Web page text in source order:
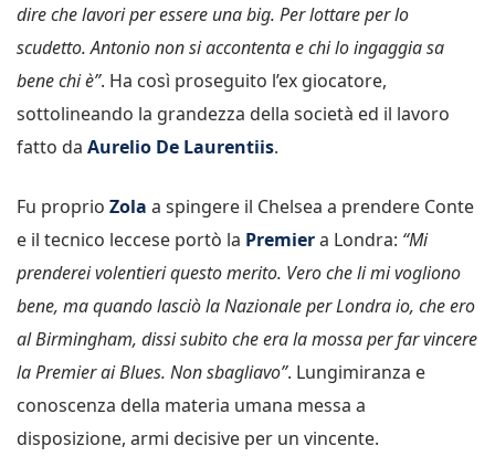
dire che lavori per essere una big. Per lottare per lo
scudetto. Antonio non si accontenta e chi lo ingaggia sa
bene chi è”. Ha così proseguito l’ex giocatore,
sottolineando la grandezza della società ed il lavoro
fatto da Aurelio De Laurentiis.
Fu proprio Zola a spingere il Chelsea a prendere Conte
e il tecnico leccese portò la Premiera Londra: “Mi
prenderei volentieri questo merito. Vero che li mi vogliono
bene, ma quando lasciò la Nazionale per Londra io, che ero
al Birmingham, dissi subito che era la mossa per far vincere
la Premier ai Blues. Non sbagliavo”. Lungimiranza e
conoscenza della materia umana messa a
disposizione, armi decisive per un vincente.